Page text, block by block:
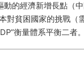
動的經濟新增長點（
對貧困國家的挑戰（
衡量體系平衡二者。